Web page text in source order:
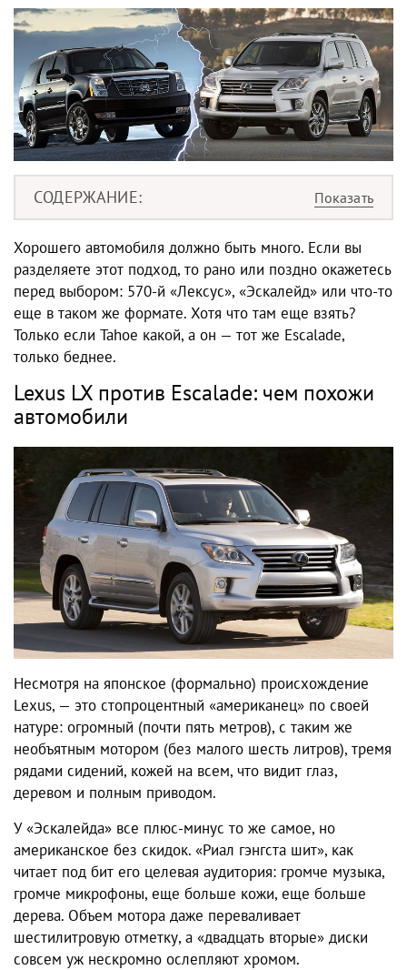
СОДЕРЖАНИЕ
Хорошего автомобиля должно быть много. Если вы
разделяете этот подход, то рано или поздно окажетесь
перед выбором: 570-й «Лексус», «Эскалейд» или что-то
еще в таком же формате. Хотя что там еще взять?
Только если Tahoe какой, а он — тот же Escalade,
только беднее.
Lexus LX против Escalade: чем похожи
автомобили
Несмотря на японское (формально) происхождение
Lexus, — это стопроцентный «американец» по своей
натуре: огромный (почти пять метров), с таким же
необъятным мотором (без малого шесть литров), тремя
рядами сидений, кожей на всем, что видит глаз,
деревом и полным приводом.
У «Эскалейда» все плюс-минус то же самое, но
американское без скидок. «Риал гэнгста шит», как
читает под бит его целевая аудитория: громче музыка,
громче микрофоны, еще больше кожи, еще больше
дерева. Объем мотора даже переваливает
шестилитровую отметку, а «двадцать вторые» диски
совсем уж нескромно ослепляют хромом.